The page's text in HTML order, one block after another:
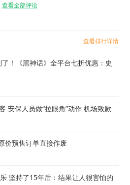
查看全部评论
查看排行详情
！《黑神话》全平台七折优惠：史
安保人员做“拉眼角”动作 机场致歉
价预售订单直接作废
坚持了15年后：结果让人很害怕的